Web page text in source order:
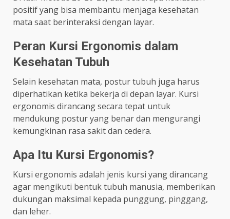
positif yang bisa membantu menjaga kesehatan
mata saat berinteraksi dengan layar.
Peran Kursi Ergonomis dalam
Kesehatan Tubuh
Selain kesehatan mata, postur tubuh juga harus
diperhatikan ketika bekerja di depan layar. Kursi
ergonomis dirancang secara tepat untuk
mendukung postur yang benar dan mengurangi
kemungkinan rasa sakit dan cedera.
Apa Itu Kursi Ergonomis?
Kursi ergonomis adalah jenis kursi yang dirancang
agar mengikuti bentuk tubuh manusia, memberikan
dukungan maksimal kepada punggung, pinggang,
dan leher.